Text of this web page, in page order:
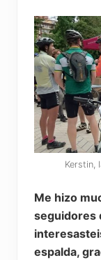
Kerstin,
Me hizo
seguidores
espalda,